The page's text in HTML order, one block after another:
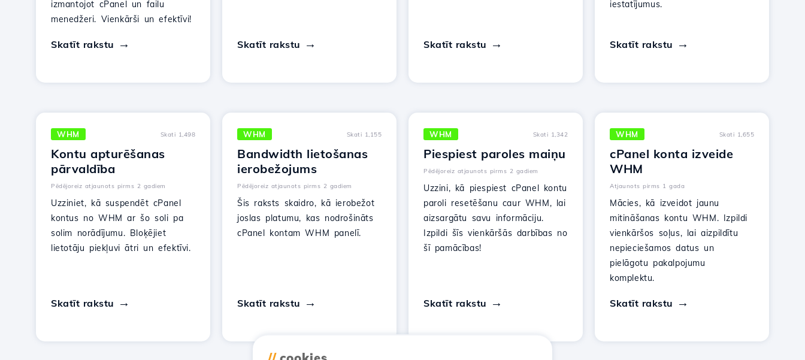
izmantojot cPanel un failu
menedžeri. Vienkārši un efektīvi!
Skatīt rakstu Skatīt rakstu Skatīt rakstu
iestatījumus.
Skatīt rakstu
WHM Skati 1,498
Kontu apturēšanas
pārvaldība
Pēdējoreiz atjaunots pirms 2 gadiem
Uzziniet, kā suspendēt cPanel
kontus no WHM ar šo soli pa
solim norādījumu. Bloķējiet
lietotāju piekļuvi ātri un efektīvi.
Skatīt rakstu
WHM Skati 1,155
Bandwidth lietošanas
ierobežojums
Pēdējoreiz atjaunots pirms 2 gadiem
Šis raksts skaidro, kā ierobežot
joslas platumu, kas nodrošināts
cPanel kontam WHM panelī.
Skatīt rakstu
WHM Skati 1,342
Piespiest paroles maiņu
Pēdējoreiz atjaunots pirms 2 gadiem
Uzzini, kā piespiest cPanel kontu
paroli resetēšanu caur WHM, lai
aizsargātu savu informāciju.
Izpildi šīs vienkāršās darbības no
šī pamācības!
Skatīt rakstu
WHM Skati 1,655
cPanel konta izveide
WHM
Atjaunots pirms 1 gada
Mācies, kā izveidot jaunu
mitināšanas kontu WHM. Izpildi
vienkāršos soļus, lai aizpildītu
nepieciešamos datus un
pielāgotu pakalpojumu
komplektu.
Skatīt rakstu